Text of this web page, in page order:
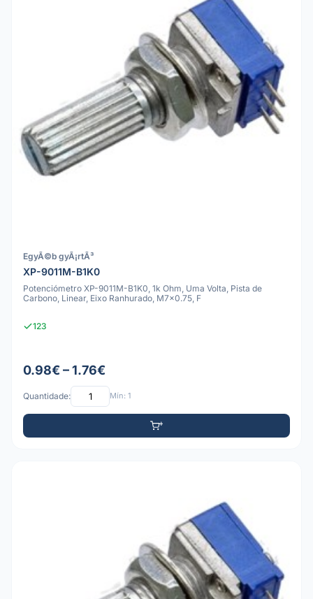
EgyÃ©b gyÃ¡rtÃ³
XP-9011M-B1K0
Potenciómetro XP-9011M-B1K0, 1k Ohm, Uma Volta, Pista de
Carbono, Linear, Eixo Ranhurado, M7x0.75, F
123
0.98€ – 1.76€
Quantidade: Mín: 1